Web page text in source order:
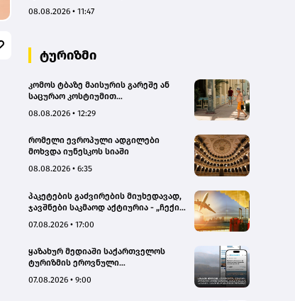
08.08.2026 • 11:47
ტურიზმი
კომოს ტბაზე მაისურის გარეშე ან
საცურაო კოსტიუმით
ევრომდე დააჯარიმებენ
08.08.2026 • 12:29
რომელი ევროპული ადგილები
მოხვდა იუნესკოს სიაში
08.08.2026 • 6:35
პაკეტების გაძვირების მიუხედავად,
ჯავშნები საკმაოდ აქტიურია - „ჩექინ
07.08.2026 • 17:00
ყაზახურ მედიაში საქართველოს
ტურიზმის ეროვნული
კამპანიის ფარგლებში სტატიები
07.08.2026 • 9:00